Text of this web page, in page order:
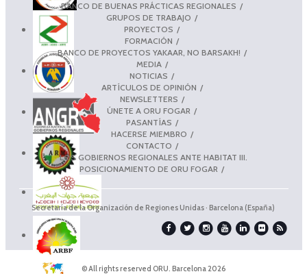
BANCO DE BUENAS PRÁCTICAS REGIONALES
GRUPOS DE TRABAJO
PROYECTOS
FORMACIÓN
BANCO DE PROYECTOS YAKAAR, NO BARSAKH!
MEDIA
NOTICIAS
ARTÍCULOS DE OPINIÓN
NEWSLETTERS
ÚNETE A ORU FOGAR
PASANTÍAS
HACERSE MIEMBRO
CONTACTO
LOS GOBIERNOS REGIONALES ANTE HABITAT III.
POSICIONAMIENTO DE ORU FOGAR
Secretaría de la Organización de Regiones Unidas · Barcelona (España)
© All rights reserved ORU. Barcelona 2026